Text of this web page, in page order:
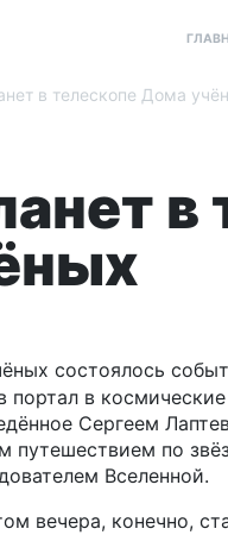
в телескопе Дома
в
состоялось
портал в
Сергеем
путешествием по
Вселенной.
вечера, конечно,